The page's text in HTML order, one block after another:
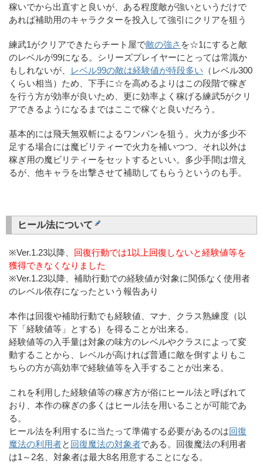
稼いでから出直すと良いが、ある程度敵が強いというだけで
あれば補助用のキャラクターを投入して強引にクリアを狙う
練武1がクリアできたらチート屋で敵の強さ を☆1にすると敵
のレベルが99になる。シリーズプレイヤーにとっては常識か
もしれないが、
レベル99の敵は経験値が特段多い （レベル300
くらい相当）ため、下手に☆を高めるよりはこの段階で稼ぎ
を行う方が効率が良いため、更に効率よく稼げる練武5がクリ
アできるようになるまではここで稼ぐと良いだろう。
基本的には飛天無双斬によるワンパンを狙う。火力が多少不
足する場合には魔ビリティーで火力を補いつつ、それ以外は
稼ぎ用の魔ビリティーをセットするといい。多少手間は増え
るが、他キャラを出撃させて補助してもらうというのも手。
ヒール法について
※Ver.1.23以降、 回復行動では1以上回復しないと経験値等を
獲得できなくなりました
※Ver.1.23以降、補助行動での経験値が対象に関係なく使用者
のレベル依存になったという報告あり
本作は回復や補助行動でも経験値、マナ、クラス熟練度（以
下「経験値等」とする）を得ることが出来る。
経験値等の入手量は対象の味方のレベルやクラスによって変
動することから、レベルが高ければ普通に敵を倒すよりもこ
ちらの方が高効率で経験値等を入手することが出来る。
これを利用した経験値等の稼ぎ方が俗にヒール法と呼ばれて
おり、本作の稼ぎの多くはヒール法を用いることが可能であ
る。
ヒール法を利用するに当たって準備する必要があるのは回復
魔法の利用者と 回復魔法の対象者である。回復魔法の利用者
は1～2名、対象者は最大8名用意することになる。